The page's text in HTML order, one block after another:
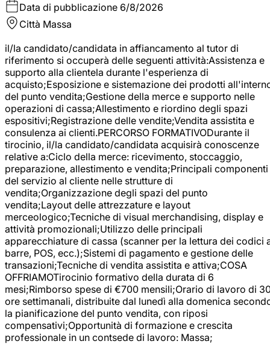
Data di pubblicazione 6/8/2026
Città Massa
il/la candidato/candidata in affiancamento al tutor di
riferimento si occuperà delle seguenti attività:Assistenza e
supporto alla clientela durante l'esperienza di
acquisto;Esposizione e sistemazione dei prodotti
del punto vendita;Gestione della merce e supporto nelle
operazioni di cassa;Allestimento e riordino degli spazi
espositivi;Registrazione delle vendite;Vendita assistita e
consulenza ai clienti.PERCORSO FORMATIVODurante il
tirocinio, il/la candidato/candidata acquisirà conoscenze
relative a:Ciclo della merce: ricevimento, stoccaggio,
preparazione, allestimento e vendita;Principali componenti
del servizio al cliente nelle strutture di
vendita;Organizzazione degli spazi del punto
vendita;Layout delle attrezzature e layout
merceologico;Tecniche di visual merchandising, display e
attività promozionali;Utilizzo delle principali
apparecchiature di cassa (scanner per la lettura dei codici
barre, POS, ecc.);Sistemi di pagamento e gestione delle
transazioni;Tecniche di vendita assistita e attiva;COSA
OFFRIAMOTirocinio formativo della durata di 6
mesi;Rimborso spese di €700 mensili;Orario di lavoro di
ore settimanali, distribuite dal lunedì alla domenica
la pianificazione del punto vendita, con riposi
compensativi;Opportunità di formazione e crescita
professionale in un contsede di lavoro: Massa;